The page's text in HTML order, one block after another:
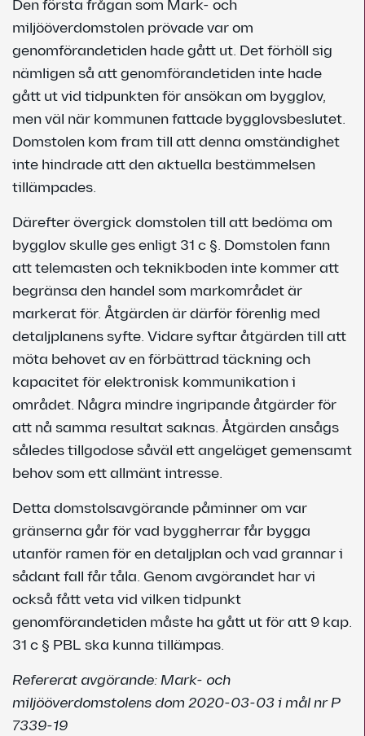
Den första frågan som Mark- och
miljööverdomstolen prövade var om
genomförandetiden hade gått ut. Det förhöll sig
nämligen så att genomförandetiden inte hade
gått ut vid tidpunkten för ansökan om bygglov,
men väl när kommunen fattade bygglovsbeslutet.
Domstolen kom fram till att denna omständighet
inte hindrade att den aktuella bestämmelsen
tillämpades.
Därefter övergick domstolen till att bedöma om
bygglov skulle ges enligt 31 c §. Domstolen fann
att telemasten och teknikboden inte kommer att
begränsa den handel som markområdet är
markerat för. Åtgärden är därför förenlig med
detaljplanens syfte. Vidare syftar åtgärden till att
möta behovet av en förbättrad täckning och
kapacitet för elektronisk kommunikation i
området. Några mindre ingripande åtgärder för
att nå samma resultat saknas. Åtgärden ansågs
således tillgodose såväl ett angeläget gemensamt
behov som ett allmänt intresse.
Detta domstolsavgörande påminner om var
gränserna går för vad byggherrar får bygga
utanför ramen för en detaljplan och vad grannar i
sådant fall får tåla. Genom avgörandet har vi
också fått veta vid vilken tidpunkt
genomförandetiden måste ha gått ut för att 9 kap.
31 c § PBL ska kunna tillämpas.
Refererat avgörande: Mark- och
miljööverdomstolens dom 2020-03-03 i mål nr P
7339-19